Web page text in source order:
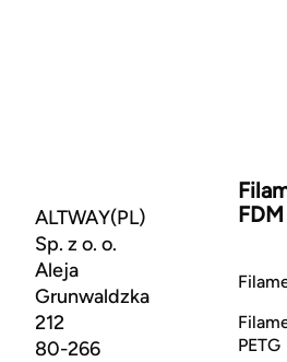
ALTWAY(PL)
Sp. z o. o.
Aleja
Grunwaldzka
212
80-266
FDM
PETG